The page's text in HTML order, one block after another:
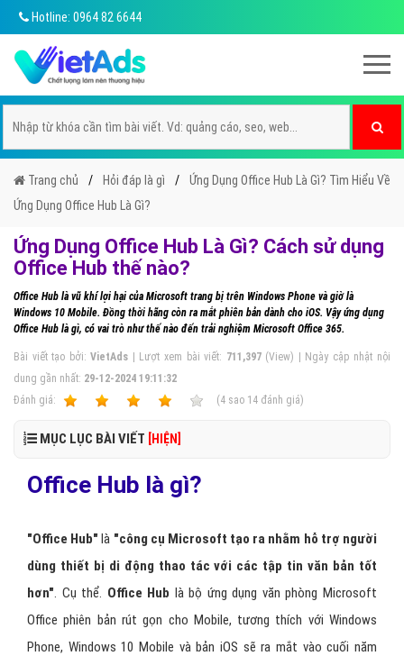
Hotline: 0964 82 6644
Trang chủ Hỏi đáp là gì
Ứng Dụng Office Hub Là Gì? Tìm Hiểu Về
Ứng Dụng Office Hub Là Gì?
Ứng Dụng Office Hub Là Gì? Cách sử dụng
Office Hub thế nào?
Office Hub là vũ khí lợi hại của Microsoft trang bị trên Windows Phone và giờ là
Windows 10 Mobile. Đồng thời hãng còn ra mắt phiên bản dành cho iOS. Vậy ứng dụng
Office Hub là gì, có vai trò như thế nào đến trải nghiệm Microsoft Office 365.
Bài viết tạo bởi:VietAds | Lượt xem bài viết: 711,397(View) | Ngày cập nhật nội
dung gần nhất: 29-12-2024 19:11:32
Ðánh giá:
(4 sao 14 đánh giá)
MỤC LỤC BÀI VIẾT [HIỆN]
Office Hub là gì?
"Office Hub"là "công cụ Microsoft tạo ra nhằm hỗ trợ người
dùng thiết bị di động thao tác với các tập tin văn bản tốt
hơn". Cụ thể. Office Hub là bộ ứng dụng văn phòng Microsoft
Office phiên bản rút gọn cho Mobile, tương thích với Windows
Phone, Windows 10 Mobile và bản iOS sẽ ra mắt vào cuối năm